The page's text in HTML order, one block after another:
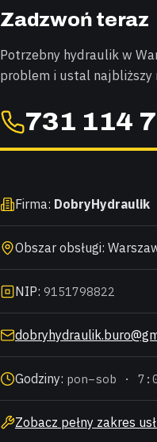
Zadzwoń teraz
Potrzebny hydraulik w
problem i ustal
731 114
Firma: DobryHydraulik
Obszar obsługi:
NIP: 9151798822
Godziny: pon–sob ·
Zobacz pełny zakres